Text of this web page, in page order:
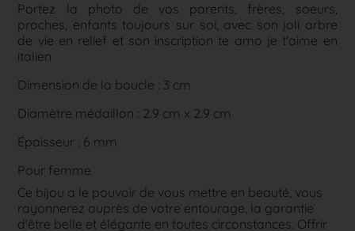
Portez la photo de vos parents, frères, soeurs,
proches, enfants toujours sur soi, avec son joli arbre
de vie en relief et son inscription te amo je t'aime en
italien
Dimension de la boucle : 3 cm
Diamètre médaillon : 2.9 cm x 2.9 cm
Épaisseur : 6 mm
Pour femme
Ce bijou a le pouvoir de vous mettre en beauté, vous
rayonnerez auprès de votre entourage, la garantie
d'être belle et élégante en toutes circonstances. Offrir